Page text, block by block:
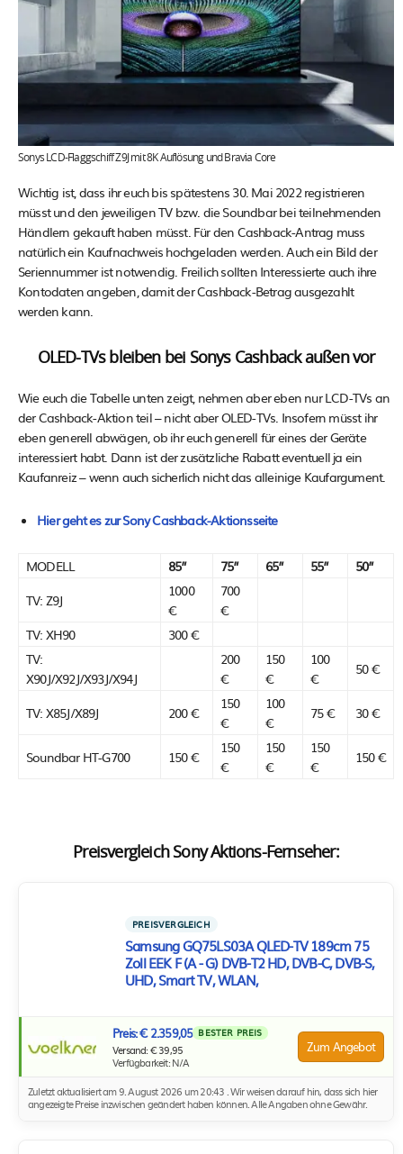
Sonys LCD-Flaggschiff Z9J mit 8K Auflösung und Bravia Core
Wichtig ist, dass ihr euch bis spätestens 30. Mai 2022 registrieren
müsst und den jeweiligen TV bzw. die Soundbar bei teilnehmenden
Händlern gekauft haben müsst. Für den Cashback-Antrag muss
natürlich ein Kaufnachweis hochgeladen werden. Auch ein Bild der
Seriennummer ist notwendig. Freilich sollten Interessierte auch ihre
Kontodaten angeben, damit der Cashback-Betrag ausgezahlt
werden kann.
OLED-TVs bleiben bei Sonys Cashback außen vor
Wie euch die Tabelle unten zeigt, nehmen aber eben nur LCD-TVs an
der Cashback-Aktion teil – nicht aber OLED-TVs. Insofern müsst ihr
eben generell abwägen, ob ihr euch generell für eines der Geräte
interessiert habt. Dann ist der zusätzliche Rabatt eventuell ja ein
Kaufanreiz – wenn auch sicherlich nicht das alleinige Kaufargument.
Hier geht es zur Sony Cashback-Aktionsseite
MODELL 85” 75” 65” 55”
50”
TV: Z9J
1000
€
700
€
TV: XH90
300 €
TV:
X90J/X92J/X93J/X94J
200
€
150
€
100
€
50 €
TV: X85J/X89J 200 €
150
€
100
€
75 € 30 €
Soundbar HT-G700 150 €
150
€
150
€
150
€
150 €
Preisvergleich Sony Aktions-Fernseher:
PREISVERGLEICH
Samsung GQ75LS03A QLED-TV 189cm 75
Zoll EEK F (A - G) DVB-T2 HD, DVB-C, DVB-S,
UHD, Smart TV, WLAN,
Preis: € 2.359,05 BESTER PREIS
Versand: € 39,95
Verfügbarkeit: N/A
Zum Angebot
Zuletzt aktualisiert am 9. August 2026 um 20:43 . Wir weisen darauf hin, dass sich hier
angezeigte Preise inzwischen geändert haben können. Alle Angaben ohne Gewähr.